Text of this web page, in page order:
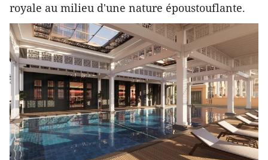
royale au milieu d'une nature époustouflante.